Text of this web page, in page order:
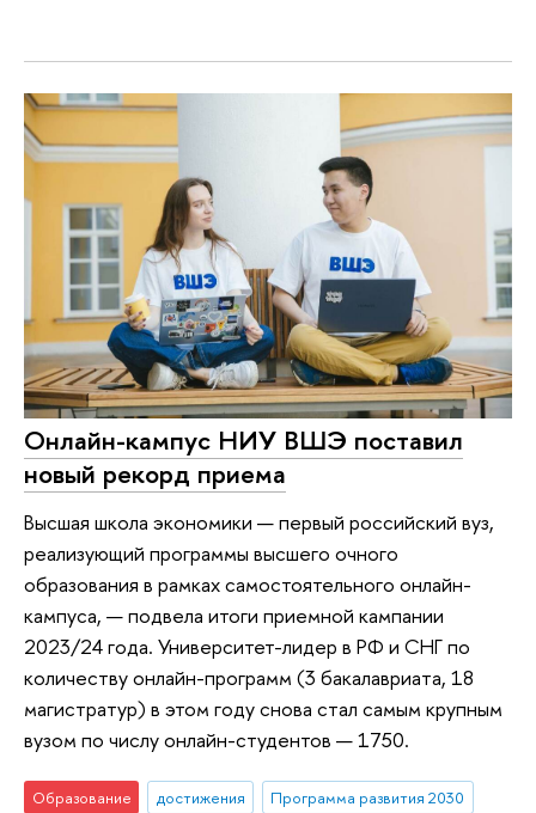
Онлайн-кампус НИУ ВШЭ поставил
новый рекорд приема
Высшая школа экономики — первый российский вуз,
реализующий программы высшего очного
образования в рамках самостоятельного онлайн-
кампуса, — подвела итоги приемной кампании
2023/24 года. Университет-лидер в РФ и СНГ по
количеству онлайн-программ (3 бакалавриата, 18
магистратур) в этом году снова стал самым крупным
вузом по числу онлайн-студентов — 1750.
Образование достижения
Программа развития 2030